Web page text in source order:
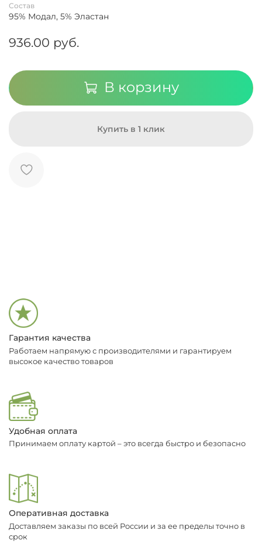
Состав
95% Модал, 5% Эластан
936.00 руб.
В корзину
Купить в 1 клик
Гарантия качества
Работаем напрямую с производителями и гарантируем
высокое качество товаров
Удобная оплата
Принимаем оплату картой – это всегда быстро и безопасно
Оперативная доставка
Доставляем заказы по всей России и за ее пределы точно в
срок